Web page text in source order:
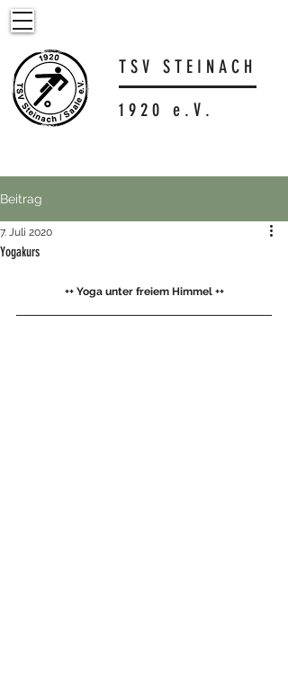
T S V S T E I N A C H
1 9 2 0 e . V .
Beitrag
Yogakurs
7. Juli 2020
++ Yoga unter freiem Himmel ++